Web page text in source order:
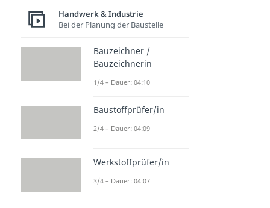
Handwerk & Industrie
Bei der Planung der Baustelle
Bauzeichner /
Bauzeichnerin
1/4 – Dauer: 04:10
Baustoffprüfer/in
2/4 – Dauer: 04:09
Werkstoffprüfer/in
3/4 – Dauer: 04:07